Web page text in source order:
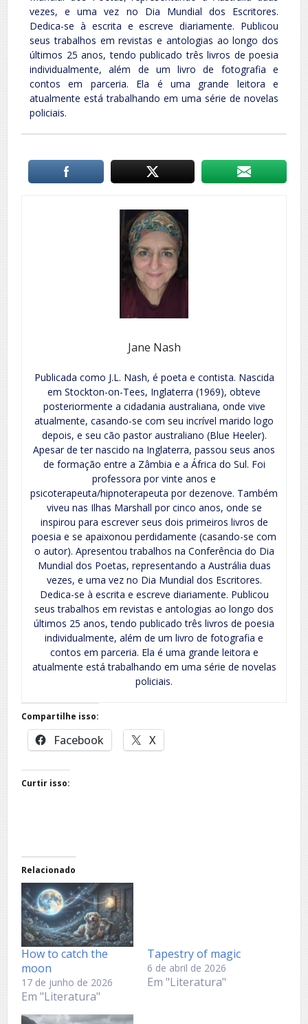
vezes, e uma vez no Dia Mundial dos Escritores.
Dedica-se à escrita e escreve diariamente. Publicou
seus trabalhos em revistas e antologias ao longo dos
últimos 25 anos, tendo publicado três livros de poesia
individualmente, além de um livro de fotografia e
contos em parceria. Ela é uma grande leitora e
atualmente está trabalhando em uma série de novelas
policiais.
Jane Nash
Publicada como J.L. Nash, é poeta e contista. Nascida
em Stockton-on-Tees, Inglaterra (1969), obteve
posteriormente a cidadania australiana, onde vive
atualmente, casando-se com seu incrível marido logo
depois, e seu cão pastor australiano (Blue Heeler).
Apesar de ter nascido na Inglaterra, passou seus anos
de formação entre a Zâmbia e a África do Sul. Foi
professora por vinte anos e
psicoterapeuta/hipnoterapeuta por dezenove. Também
viveu nas Ilhas Marshall por cinco anos, onde se
inspirou para escrever seus dois primeiros livros de
poesia e se apaixonou perdidamente (casando-se com
o autor). Apresentou trabalhos na Conferência do Dia
Mundial dos Poetas, representando a Austrália duas
vezes, e uma vez no Dia Mundial dos Escritores.
Dedica-se à escrita e escreve diariamente. Publicou
seus trabalhos em revistas e antologias ao longo dos
últimos 25 anos, tendo publicado três livros de poesia
individualmente, além de um livro de fotografia e
contos em parceria. Ela é uma grande leitora e
atualmente está trabalhando em uma série de novelas
policiais.
Compartilhe isso:
Facebook X
Curtir isso:
Relacionado
How to catch the
moon
17 de junho de 2026
Em "Literatura"
Tapestry of magic
6 de abril de 2026
Em "Literatura"